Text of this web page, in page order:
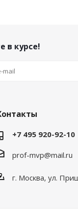
в курсе!
+7 495 920-92-10
prof-mvp@mail.ru
г. Москва, ул.